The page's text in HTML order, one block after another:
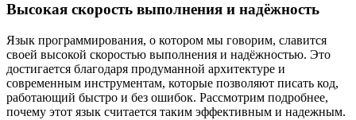
Высокая скорость выполнения и надёжность
Язык программирования, о котором мы говорим, славится
своей высокой скоростью выполнения и надёжностью. Это
достигается благодаря продуманной архитектуре и
современным инструментам, которые позволяют писать код,
работающий быстро и без ошибок. Рассмотрим подробнее,
почему этот язык считается таким эффективным и надежным.